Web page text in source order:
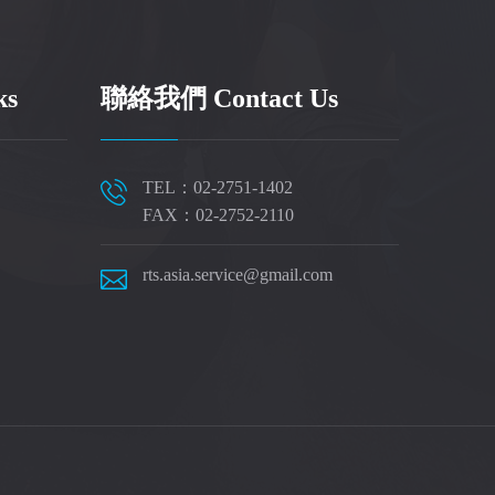
聯絡我們 Contact Us
TEL：02-2751-1402
FAX：02-2752-2110
rts.asia.service@gmail.com